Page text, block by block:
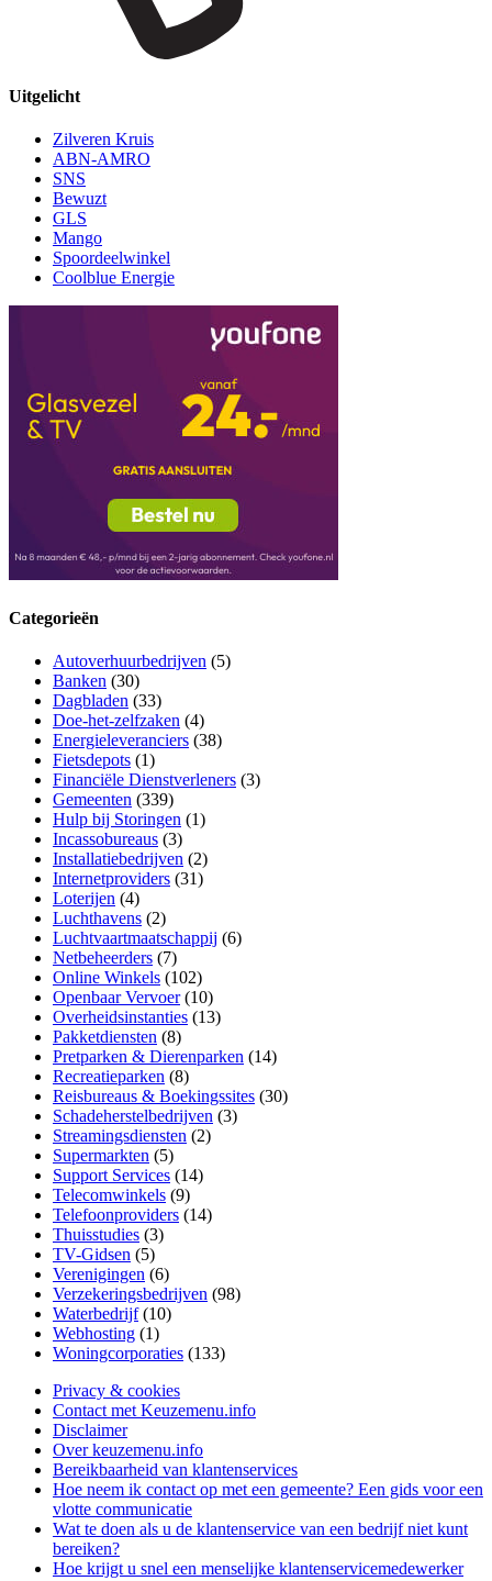
Uitgelicht
Zilveren Kruis
ABN-AMRO
SNS
Bewuzt
GLS
Mango
Spoordeelwinkel
Coolblue Energie
Categorieën
Autoverhuurbedrijven (5)
Banken (30)
Dagbladen (33)
Doe-het-zelfzaken (4)
Energieleveranciers (38)
Fietsdepots (1)
Financiële Dienstverleners (3)
Gemeenten (339)
Hulp bij Storingen (1)
Incassobureaus (3)
Installatiebedrijven (2)
Internetproviders (31)
Loterijen (4)
Luchthavens (2)
Luchtvaartmaatschappij (6)
Netbeheerders (7)
Online Winkels (102)
Openbaar Vervoer(10)
Overheidsinstanties (13)
Pakketdiensten (8)
Pretparken & Dierenparken (14)
Recreatieparken (8)
Reisbureaus & Boekingssites (30)
Schadeherstelbedrijven (3)
Streamingsdiensten (2)
Supermarkten (5)
Support Services (14)
Telecomwinkels (9)
Telefoonproviders (14)
Thuisstudies (3)
TV-Gidsen (5)
Verenigingen (6)
Verzekeringsbedrijven (98)
Waterbedrijf(10)
Webhosting (1)
Woningcorporaties (133)
Privacy & cookies
Contact met Keuzemenu.info
Disclaimer
Over keuzemenu.info
Bereikbaarheid van klantenservices
Hoe neem ik contact op met een gemeente? Een gids voor een
vlotte communicatie
Wat te doen als u de klantenservice van een bedrijf niet kunt
bereiken?
Hoe krijgt u snel een menselijke klantenservicemedewerker